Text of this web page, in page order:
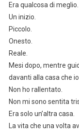
Era qualcosa di meglio.
Un inizio.
Piccolo.
Onesto.
Reale.
Mesi dopo, mentre
davanti alla casa che
Non ho rallentato.
Non mi sono sentita
Era solo un’altra casa.
La vita che una volta